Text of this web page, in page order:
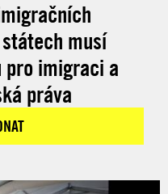
musí
pro imigraci a
práva